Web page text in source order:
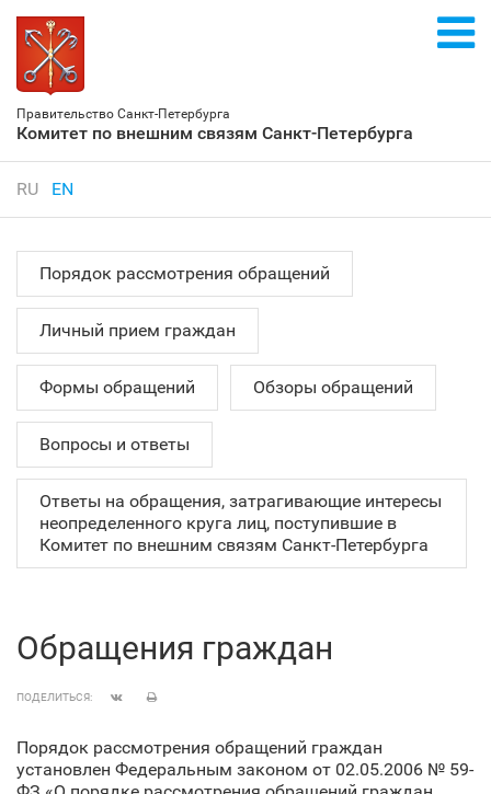
Правительство Санкт‑Петербурга
Комитет по внешним связям Санкт‑Петербурга
RU EN
Порядок рассмотрения обращений
Личный прием граждан
Формы обращений Обзоры обращений
Вопросы и ответы
Ответы на обращения, затрагивающие интересы
неопределенного круга лиц, поступившие в
Комитет по внешним связям Санкт‑Петербурга
Обращения граждан
ПОДЕЛИТЬСЯ:
Порядок рассмотрения обращений граждан
установлен Федеральным законом от 02.05.2006 № 59-